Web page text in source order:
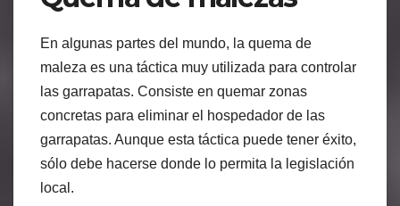
En algunas partes del mundo, la quema de
maleza es una táctica muy utilizada para controlar
las garrapatas. Consiste en quemar zonas
concretas para eliminar el hospedador de las
garrapatas. Aunque esta táctica puede tener éxito,
sólo debe hacerse donde lo permita la legislación
local.